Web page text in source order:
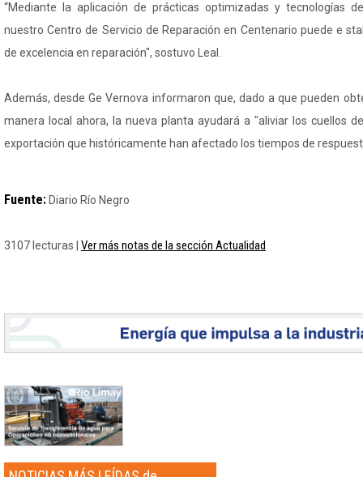
“Mediante la aplicación de prácticas optimizadas y tecnologías
nuestro Centro de Servicio de Reparación en Centenario puede e
de excelencia en reparación", sostuvo Leal.
Además, desde Ge Vernova informaron que, dado a que pueden
manera local ahora, la nueva planta ayudará a "aliviar los cuellos
exportación que históricamente han afectado los tiempos de
Fuente: Diario Río Negro
3107 lecturas | Ver más notas de la sección Actualidad